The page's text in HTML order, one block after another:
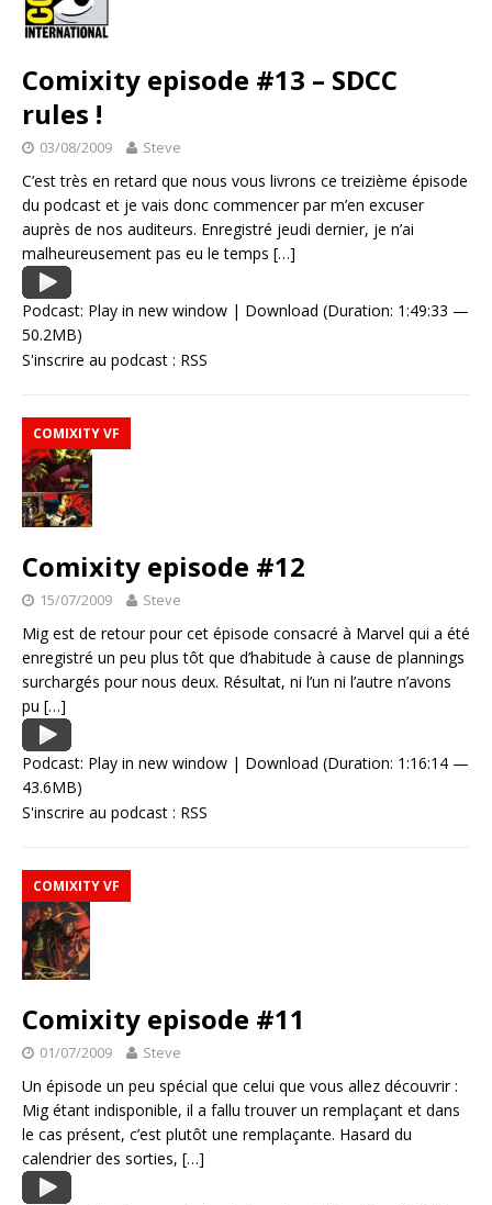
Comixity episode #13 – SDCC
rules !
03/08/2009 Steve
C’est très en retard que nous vous livrons ce treizième épisode
du podcast et je vais donc commencer par m’en excuser
auprès de nos auditeurs. Enregistré jeudi dernier, je n’ai
malheureusement pas eu le temps […]
Podcast: Play in new window | Download (Duration: 1:49:33 —
50.2MB)
S'inscrire au podcast : RSS
COMIXITY VF
Comixity episode #12
15/07/2009 Steve
Mig est de retour pour cet épisode consacré à Marvel qui a été
enregistré un peu plus tôt que d’habitude à cause de plannings
surchargés pour nous deux. Résultat, ni l’un ni l’autre n’avons
pu […]
Podcast: Play in new window | Download (Duration: 1:16:14 —
43.6MB)
S'inscrire au podcast : RSS
COMIXITY VF
Comixity episode #11
01/07/2009 Steve
Un épisode un peu spécial que celui que vous allez découvrir :
Mig étant indisponible, il a fallu trouver un remplaçant et dans
le cas présent, c’est plutôt une remplaçante. Hasard du
calendrier des sorties, […]